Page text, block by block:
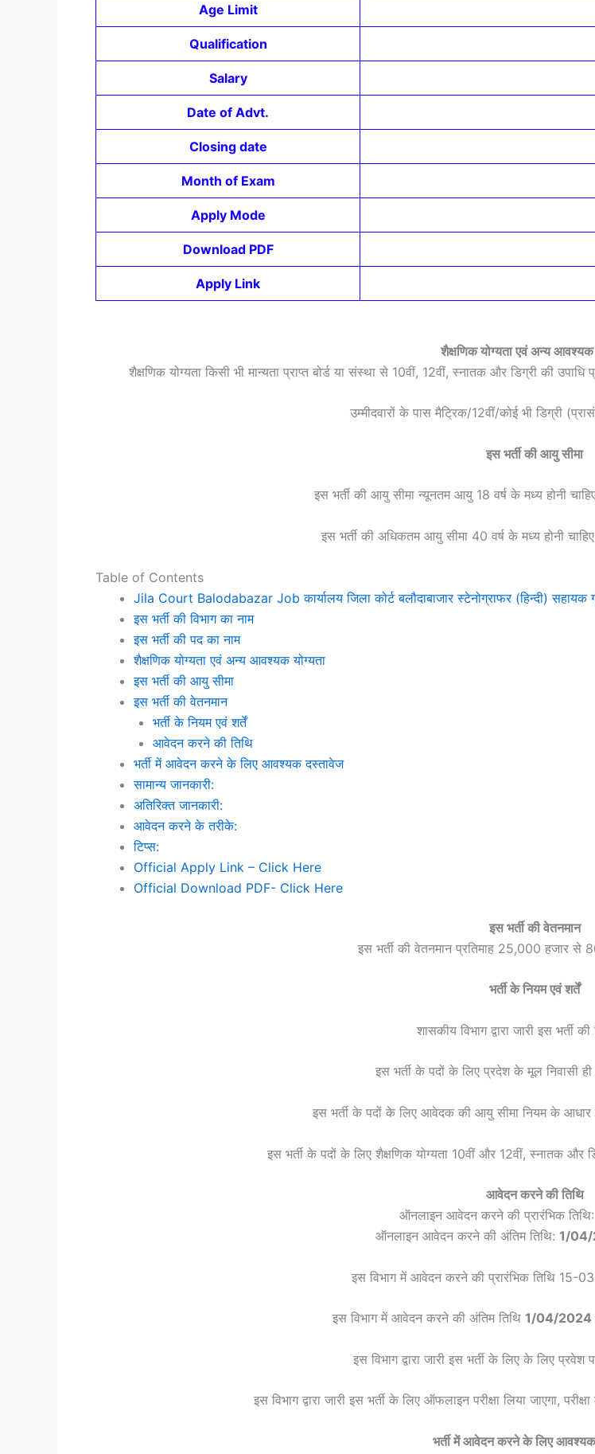
Age Limit
Qualification
Salary
Date of Advt.
Closing date
Month of Exam
Apply Mode
Download PDF
Apply Link
शैक्षणिक योग्यता एवं अन्य आवश्यक
शैक्षणिक योग्यता किसी भी मान्यता प्राप्त बोर्ड या संस्था से 10वीं, 12वीं, स्नातक और डिग्री की
उम्मीदवारों के पास मैट्रिक/12वीं/कोई भी डिग्री
इस भर्ती की आयु सीमा
इस भर्ती की आयु सीमा न्यूनतम आयु 18 वर्ष के मध्य होनी
इस भर्ती की अधिकतम आयु सीमा 40 वर्ष के मध्य होनी
Table of Contents
Jila Court Balodabazar Job कार्यालय जिला कोर्ट बलौदाबाजार स्टेनोग्राफर (हिन्दी) सहायक
इस भर्ती की विभाग का नाम
इस भर्ती की पद का नाम
शैक्षणिक योग्यता एवं अन्य आवश्यक योग्यता
इस भर्ती की आयु सीमा
इस भर्ती की वेतनमान
भर्ती के नियम एवं शर्तें
आवेदन करने की तिथि
भर्ती में आवेदन करने के लिए आवश्यक दस्तावेज
सामान्य जानकारी:
अतिरिक्त जानकारी:
आवेदन करने के तरीके:
टिप्स:
Official Apply Link – Click Here
Official Download PDF- Click Here
इस भर्ती की वेतनमान
इस भर्ती की वेतनमान प्रतिमाह 25,000 हजार से
भर्ती के नियम एवं शर्तें
शासकीय विभाग द्वारा जारी इस भर्ती
इस भर्ती के पदों के लिए प्रदेश के मूल निवासी
इस भर्ती के पदों के लिए आवेदक की आयु सीमा नियम के आधार
इस भर्ती के पदों के लिए शैक्षणिक योग्यता 10वीं और 12वीं, स्नातक और
आवेदन करने की तिथि
ऑनलाइन आवेदन करने की प्रारंभिक
ऑनलाइन आवेदन करने की अंतिम तिथि: 1/
इस विभाग में आवेदन करने की प्रारंभिक तिथि 15-
इस विभाग में आवेदन करने की अंतिम तिथि 1/04/2024
इस विभाग द्वारा जारी इस भर्ती के लिए के लिए प्रवेश
इस विभाग द्वारा जारी इस भर्ती के लिए ऑफलाइन परीक्षा लिया जाएगा,
भर्ती में आवेदन करने के लिए